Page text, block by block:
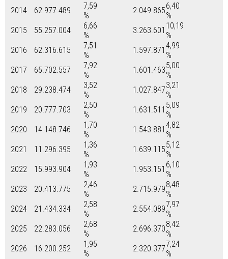
2014
62.977.489
7,59
%
2.049.8656,40
%
2015
55.257.004
6,66
%
3.263.601 10,19
%
2016
62.316.615
7,51
%
1.597.871 4,99
%
2017
65.702.557
7,92
%
1.601.4635,00
%
2018
29.238.474
3,52
%
1.027.8473,21
%
2019
20.777.703
2,50
%
1.631.511 5,09
%
2020
14.148.746
1,70
%
1.543.881 4,82
%
2021
11.296.395
1,36
%
1.639.1155,12
%
2022
15.993.904
1,93
%
1.953.151 6,10
%
2023
20.413.775
2,46
%
2.715.9798,48
%
2024
21.434.334
2,58
%
2.554.0897,97
%
2025
22.283.056
2,68
%
2.696.3708,42
%
2026
16.200.252
1,95
%
2.320.3777,24
%